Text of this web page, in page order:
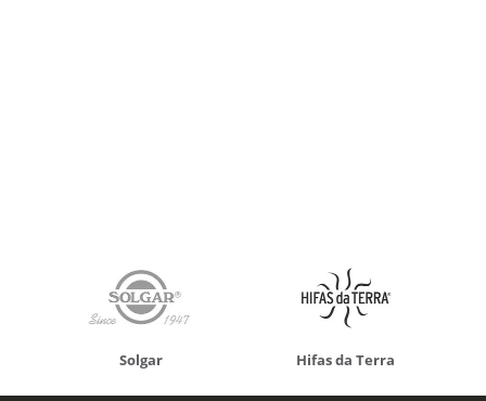
Solgar Hifas da Terra